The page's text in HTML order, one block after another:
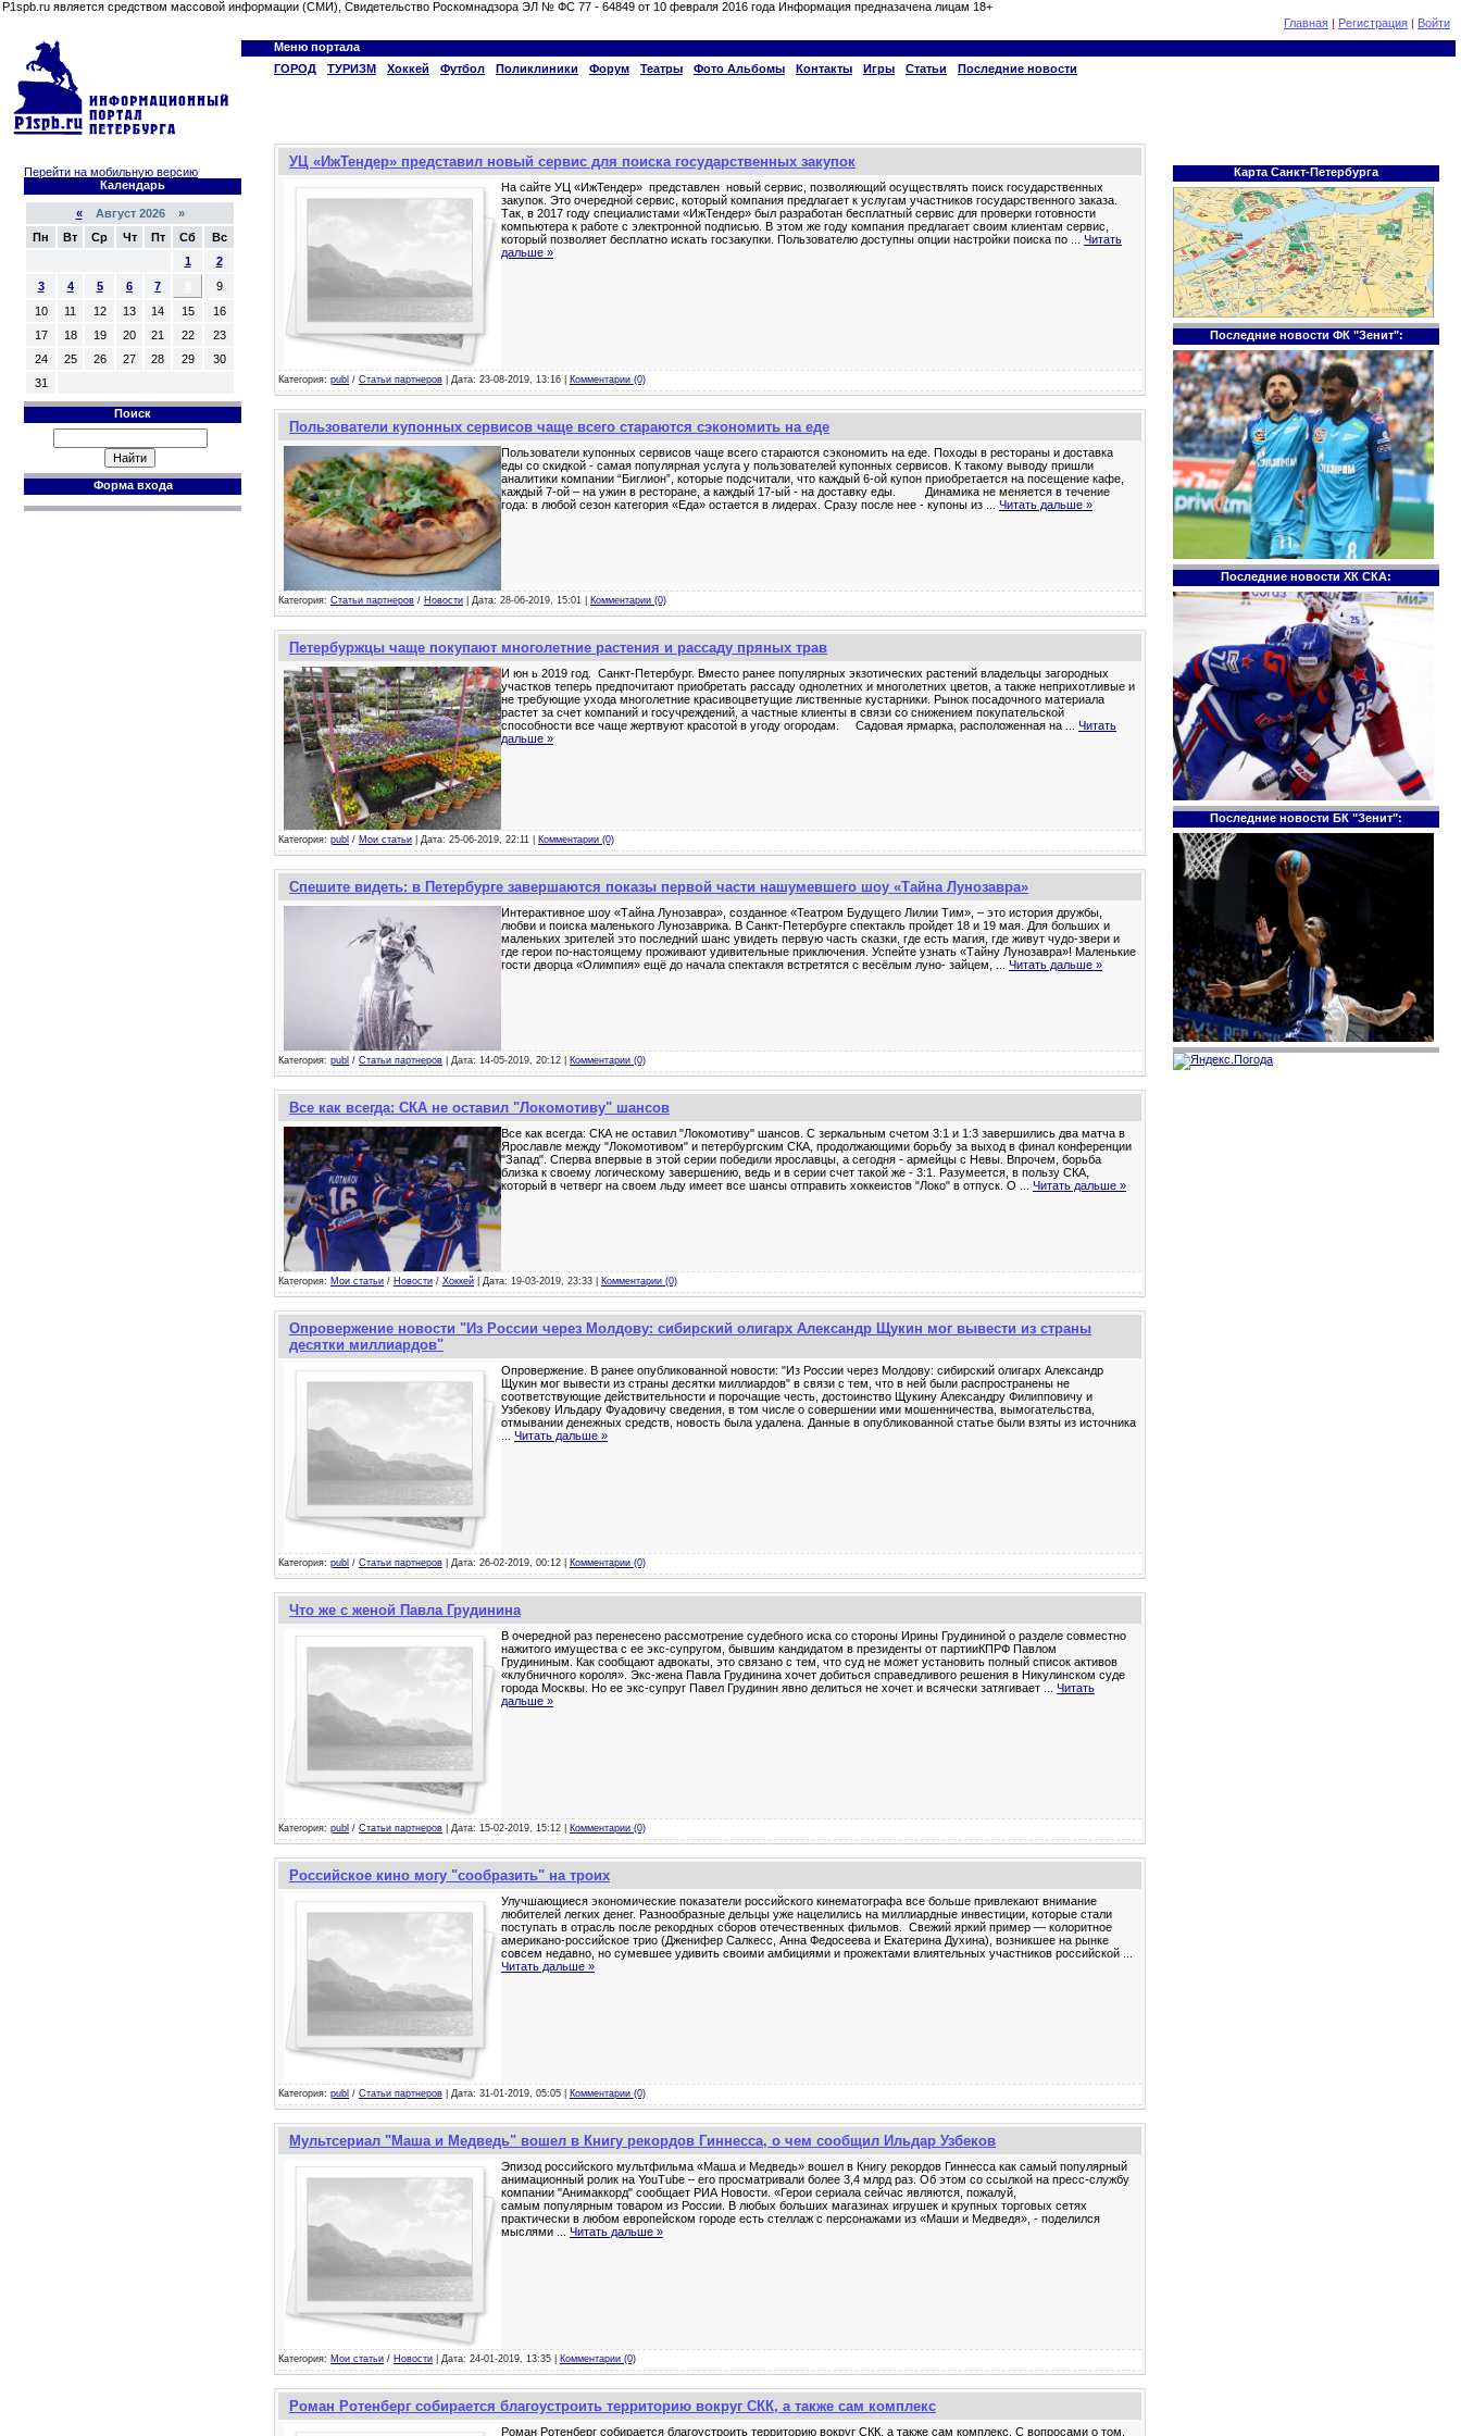
P1spb.ru является средством массовой информации (СМИ), Свидетельство Роскомнадзора ЭЛ № ФС 77 - 64849 от 10 февраля 2016 года Информация предназачена лицам 18+
Главная | Регистрация | Войти
Меню портала
ГОРОД
ТУРИЗМ Хоккей Футбол Поликлиники Форум Театры Фото Альбомы Контакты Игры Статьи Последние новости
Перейти на мобильную версию
Календарь
«Август 2026 »
Пн
Вт Ср Чт Пт Сб
Вс
1
2
3
4 5 6 7
9
10
11 12 13 14 15
16
17
18 19 20 21 22
23
24
25 26 27 28 29
30
31
Поиск
Форма входа
УЦ «ИжТендер» представил новый сервис для поиска государственных закупок
На сайте УЦ «ИжТендер» представлен новый сервис, позволяющий осуществлять поиск государственных
закупок. Это очередной сервис, который компания предлагает к услугам участников государственного заказа.
Так, в 2017 году специалистами «ИжТендер» был разработан бесплатный сервис для проверки готовности
компьютера к работе с электронной подписью. В этом же году компания предлагает своим клиентам сервис,
который позволяет бесплатно искать госзакупки. Пользователю доступны опции настройки поиска по
Читать
дальше »
Категория: publ / Статьи партнеров | Дата: 23-08-2019, 13:16 | Комментарии (0)
Пользователи купонных сервисов чаще всего стараются сэкономить на еде
Пользователи купонных сервисов чаще всего стараются сэкономить на еде. Походы в рестораны и доставка
еды со скидкой - самая популярная услуга у пользователей купонных сервисов. К такому выводу пришли
аналитики компании “Биглион”, которые подсчитали, что каждый 6-ой купон приобретается на посещение кафе,
каждый 7-ой – на ужин в ресторане, а каждый 17-ый - на доставку еды. Динамика не меняется в течение
года: в любой сезон категория «Еда» остается в лидерах. Сразу после нее - купоны из
Читать дальше »
Категория: Статьи партнеров / Новости | Дата: 28-06-2019, 15:01 | Комментарии (0)
Петербуржцы чаще покупают многолетние растения и рассаду пряных трав
И юн ь 2019 год. Санкт-Петербург. Вместо ранее популярных экзотических растений владельцы загородных
участков теперь предпочитают приобретать рассаду однолетних и многолетних цветов, а также неприхотливые и
не требующие ухода многолетние красивоцветущие лиственные кустарники. Рынок посадочного материала
растет за счет компаний и госучреждений, а частные клиенты в связи со снижением покупательской
способности все чаще жертвуют красотой в угоду огородам. Садовая ярмарка, расположенная на
Читать
дальше »
Категория: publ / Мои статьи | Дата: 25-06-2019, 22:11 | Комментарии (0)
Спешите видеть: в Петербурге завершаются показы первой части нашумевшего шоу «Тайна Лунозавра»
Интерактивное шоу «Тайна Лунозавра», созданное «Театром Будущего Лилии Тим», – это история дружбы,
любви и поиска маленького Лунозаврика. В Санкт-Петербурге спектакль пройдет 18 и 19 мая. Для больших и
маленьких зрителей это последний шанс увидеть первую часть сказки, где есть магия, где живут чудо-звери и
где герои по-настоящему проживают удивительные приключения. Успейте узнать «Тайну Лунозавра»! Маленькие
гости дворца «Олимпия» ещё до начала спектакля встретятся с весёлым луно- зайцем,
Читать дальше »
Категория: publ / Статьи партнеров | Дата: 14-05-2019, 20:12 | Комментарии (0)
Все как всегда: СКА не оставил "Локомотиву" шансов
Все как всегда: СКА не оставил "Локомотиву" шансов. С зеркальным счетом 3:1 и 1:3 завершились два матча в
Ярославле между "Локомотивом" и петербургским СКА, продолжающими борьбу за выход в финал конференции
"Запад". Сперва впервые в этой серии победили ярославцы, а сегодня - армейцы с Невы. Впрочем, борьба
близка к своему логическому завершению, ведь и в серии счет такой же - 3:1. Разумеется, в пользу СКА,
который в четверг на своем льду имеет все шансы отправить хоккеистов "Локо" в отпуск. О
Читать дальше »
Категория: Мои статьи / Новости / Хоккей | Дата: 19-03-2019, 23:33 | Комментарии (0)
Опровержение новости "Из России через Молдову: сибирский олигарх Александр Щукин мог вывести из страны
десятки миллиардов"
Опровержение. В ранее опубликованной новости: "Из России через Молдову: сибирский олигарх Александр
Щукин мог вывести из страны десятки миллиардов" в связи с тем, что в ней были распространены не
соответствующие действительности и порочащие честь, достоинство Щукину Александру Филипповичу и
Узбекову Ильдару Фуадовичу сведения, в том числе о совершении ими мошенничества, вымогательства,
отмывании денежных средств, новость была удалена. Данные в опубликованной статье были взяты из источника
Читать дальше »
Категория: publ / Статьи партнеров | Дата: 26-02-2019, 00:12 | Комментарии (0)
Что же с женой Павла Грудинина
В очередной раз перенесено рассмотрение судебного иска со стороны Ирины Грудининой о разделе совместно
нажитого имущества с ее экс-супругом, бывшим кандидатом в президенты от партииКПРФ Павлом
Грудининым. Как сообщают адвокаты, это связано с тем, что суд не может установить полный список активов
«клубничного короля». Экс-жена Павла Грудинина хочет добиться справедливого решения в Никулинском суде
города Москвы. Но ее экс-супруг Павел Грудинин явно делиться не хочет и всячески затягивает
Читать
дальше »
Категория: publ / Статьи партнеров | Дата: 15-02-2019, 15:12 | Комментарии (0)
Российское кино могу "сообразить" на троих
Улучшающиеся экономические показатели российского кинематографа все больше привлекают внимание
любителей легких денег. Разнообразные дельцы уже нацелились на миллиардные инвестиции, которые стали
поступать в отрасль после рекордных сборов отечественных фильмов. Свежий яркий пример — колоритное
американо-российское трио (Дженифер Салкесс, Анна Федосеева и Екатерина Духина), возникшее на рынке
совсем недавно, но сумевшее удивить своими амбициями и прожектами влиятельных участников российской
Читать дальше »
Категория: publ / Статьи партнеров | Дата: 31-01-2019, 05:05 | Комментарии (0)
Мультсериал "Маша и Медведь" вошел в Книгу рекордов Гиннесса, о чем сообщил Ильдар Узбеков
Эпизод российского мультфильма «Маша и Медведь» вошел в Книгу рекордов Гиннесса как самый популярный
анимационный ролик на YouTube – его просматривали более 3,4 млрд раз. Об этом со ссылкой на пресс-службу
компании "Анимаккорд" сообщает РИА Новости. «Герои сериала сейчас являются, пожалуй,
самым популярным товаром из России. В любых больших магазинах игрушек и крупных торговых сетях
практически в любом европейском городе есть стеллаж с персонажами из «Маши и Медведя», - поделился
мыслями
Читать дальше »
Категория: Мои статьи / Новости | Дата: 24-01-2019, 13:35 | Комментарии (0)
Роман Ротенберг собирается благоустроить территорию вокруг СКК, а также сам комплекс
Роман Ротенберг собирается благоустроить территорию вокруг СКК, а также сам комплекс. С вопросами о том,
Карта Санкт-Петербурга
Последние новости ФК "Зенит":
Последние новости ХК СКА:
Последние новости БК "Зенит":